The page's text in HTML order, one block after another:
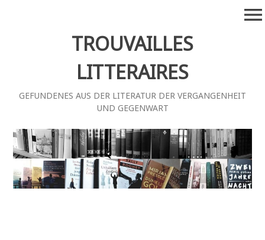
TROUVAILLES
LITTERAIRES
GEFUNDENES AUS DER LITERATUR DER VERGANGENHEIT
UND GEGENWART
menu